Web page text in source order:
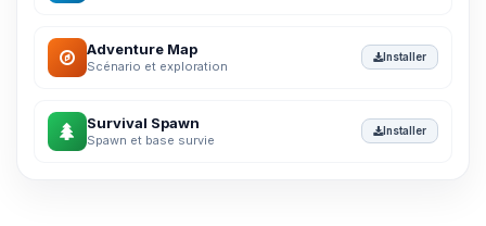
Adventure Map
Scénario et exploration
Installer
Survival Spawn
Spawn et base survie
Installer